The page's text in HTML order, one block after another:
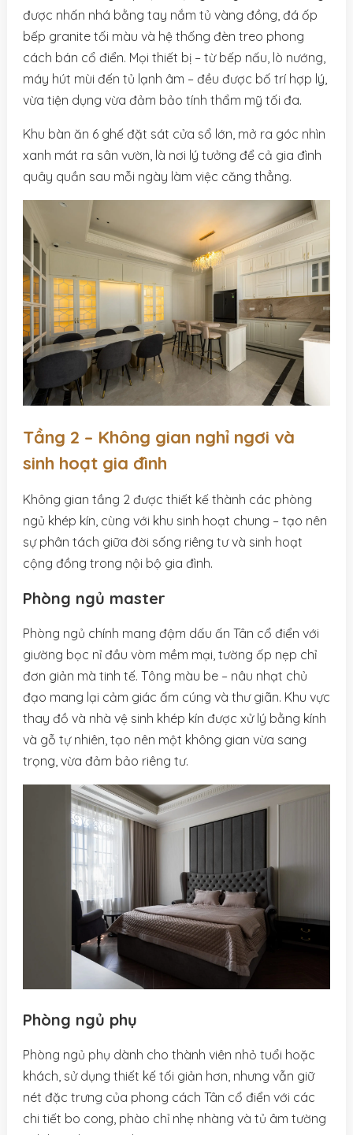
được nhấn nhá bằng tay nắm tủ vàng đồng, đá ốp
bếp granite tối màu và hệ thống đèn treo phong
cách bán cổ điển. Mọi thiết bị – từ bếp nấu, lò nướng,
máy hút mùi đến tủ lạnh âm – đều được bố trí hợp lý,
vừa tiện dụng vừa đảm bảo tính thẩm mỹ tối đa.
Khu bàn ăn 6 ghế đặt sát cửa sổ lớn, mở ra góc nhìn
xanh mát ra sân vườn, là nơi lý tưởng để cả gia đình
quây quần sau mỗi ngày làm việc căng thẳng.
Tầng 2 – Không gian nghỉ ngơi và
sinh hoạt gia đình
Không gian tầng 2 được thiết kế thành các phòng
ngủ khép kín, cùng với khu sinh hoạt chung – tạo nên
sự phân tách giữa đời sống riêng tư và sinh hoạt
cộng đồng trong nội bộ gia đình.
Phòng ngủ master
Phòng ngủ chính mang đậm dấu ấn Tân cổ điển với
giường bọc nỉ đầu vòm mềm mại, tường ốp nẹp chỉ
đơn giản mà tinh tế. Tông màu be – nâu nhạt chủ
đạo mang lại cảm giác ấm cúng và thư giãn. Khu vực
thay đồ và nhà vệ sinh khép kín được xử lý bằng kính
và gỗ tự nhiên, tạo nên một không gian vừa sang
trọng, vừa đảm bảo riêng tư.
Phòng ngủ phụ
Phòng ngủ phụ dành cho thành viên nhỏ tuổi hoặc
khách, sử dụng thiết kế tối giản hơn, nhưng vẫn giữ
nét đặc trưng của phong cách Tân cổ điển với các
chi tiết bo cong, phào chỉ nhẹ nhàng và tủ âm tường